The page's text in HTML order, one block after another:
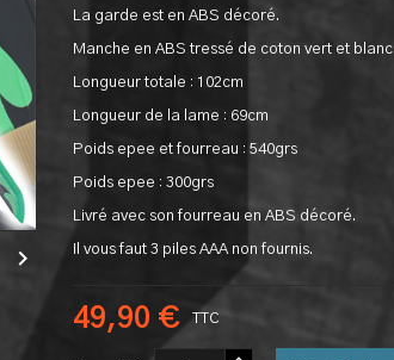

La garde est en ABS décoré.
Manche en ABS tressé de coton vert et blanc
Longueur totale : 102cm
Longueur de la lame : 69cm
Poids epee et fourreau : 540grs
Poids epee : 300grs
Livré avec son fourreau en ABS décoré.
Il vous faut 3 piles AAA non fournis.
49,90 € TTC